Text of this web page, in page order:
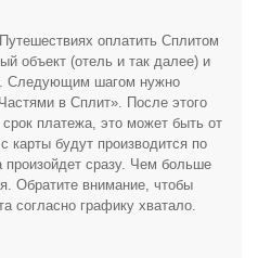
оплатить Сплитом
объект (отель и так далее) и
Следующим шагом нужно
в Сплит». После этого
платежа, это может быть от
карты будут производится по
произойдет сразу. Чем больше
Обратите внимание, чтобы
согласно графику хватало.